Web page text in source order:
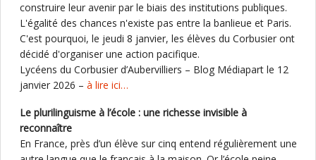
construire leur avenir par le biais des institutions publiques.
L'égalité des chances n'existe pas entre la banlieue et Paris.
C'est pourquoi, le jeudi 8 janvier, les élèves du Corbusier ont
décidé d'organiser une action pacifique.
Lycéens du Corbusier d’Aubervilliers – Blog Médiapart le 12
janvier 2026 – à lire ici…
Le plurilinguisme à l’école : une richesse invisible à
reconnaître
En France, près d’un élève sur cinq entend régulièrement une